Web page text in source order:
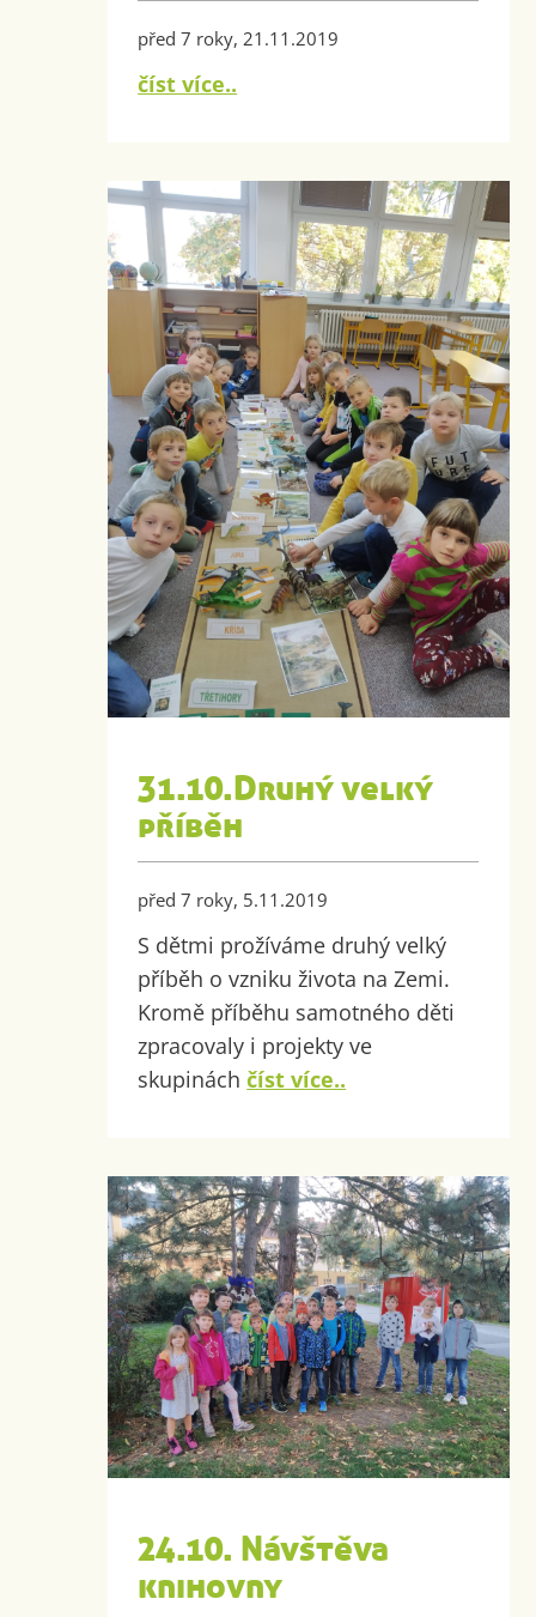
před 7 roky, 21.11.2019
číst více..
31.10.Druhý velký
příběh
před 7 roky, 5.11.2019
S dětmi prožíváme druhý velký
příběh o vzniku života na Zemi.
Kromě příběhu samotného děti
zpracovaly i projekty ve
skupináchčíst více..
24.10. Návštěva
knihovny